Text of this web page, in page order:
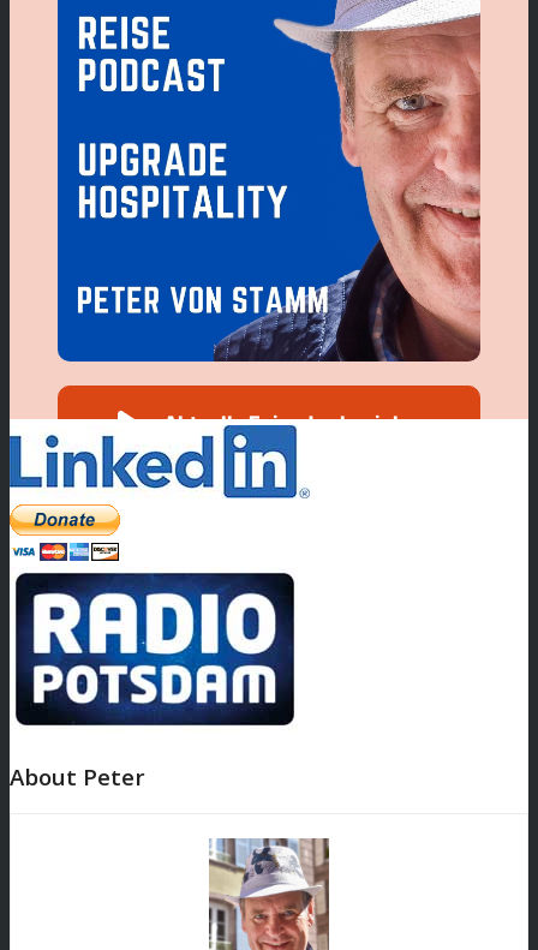
About Peter